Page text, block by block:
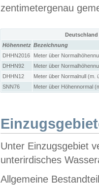
zentimetergenau
Höhennetz Bezeichnung
DHHN2016
Meter über
DHHN92
Meter über
DHHN12
Meter über Normalnull (m.
SNN76
Meter über Höhennormal
Unter Einzugsgebiet
unterirdisches
Allgemeine